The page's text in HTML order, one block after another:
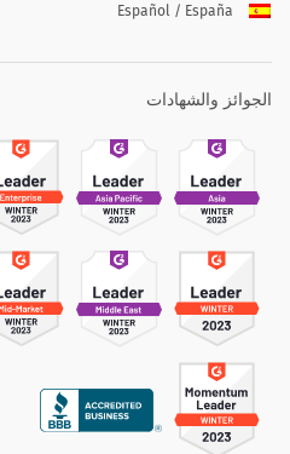
Español / España
الجوائز والشهادات